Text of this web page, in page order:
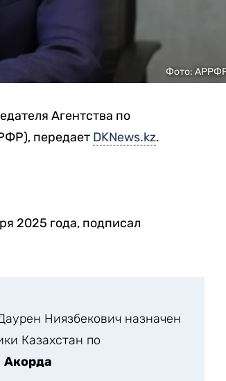
Фото:
Агентства по
передает DKNews.kz.
2025 года, подписал
Ниязбекович назначен
Казахстан по
Акорда